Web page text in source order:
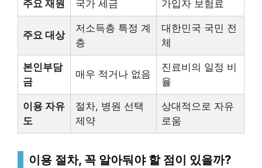
주요 재원 국가 세금 가입자 보험료
주요 대상
저소득층 특정 계
층
대한민국 국민 전
체
본인부담
금
매우 적거나 없음
진료비의 일정 비
율
이용 자유
도
절차, 병원 선택
제약
상대적으로 자유
로움
이용 절차, 꼭 알아둬야 할 점이 있을까?